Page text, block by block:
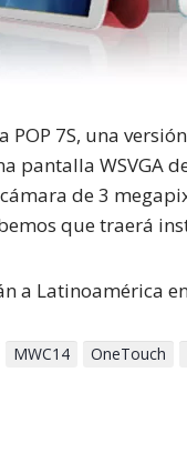
7S, una
pantalla WSVGA
de 3
que traerá
a Latinoamérica
MWC14 OneTouch